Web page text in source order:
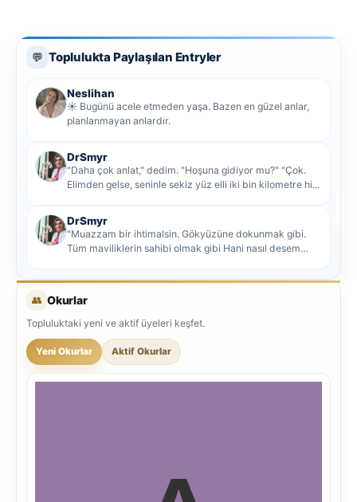
💬 Toplulukta Paylaşılan Entryler
Neslihan
☀️ Bugünü acele etmeden yaşa. Bazen en güzel anlar,
planlanmayan anlardır.
DrSmyr
"Daha çok anlat," dedim. "Hoşuna gidiyor mu?" "Çok.
Elimden gelse, seninle sekiz yüz elli iki bin kilometre hi...
DrSmyr
"Muazzam bir ihtimalsin. Gökyüzüne dokunmak gibi.
Tüm maviliklerin sahibi olmak gibi Hani nasıl desem
👥 Okurlar
Topluluktaki yeni ve aktif üyeleri keşfet.
Yeni Okurlar Aktif Okurlar